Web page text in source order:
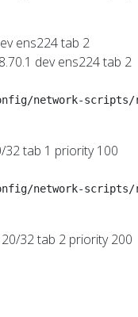
ens224 tab 2
dev ens224 tab 2
network-scripts/
32 tab 1 priority 100
network-scripts/
32 tab 2 priority 200